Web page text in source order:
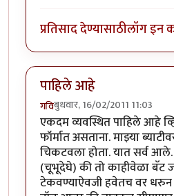
प्रतिसाद देण्यासाठीलॉग इन
पाहिले आहे
गविबुधवार, 16/02/2011 11:03
एकदम व्यवस्थित पाहिले आहे
फॉर्मात असताना. माझ्या
चिकटवला होता. यात सर्व
(चूभूदेघे) की तो काहीवेळा बॅट
टेकवण्याऐवजी हवेतच वर धरुन